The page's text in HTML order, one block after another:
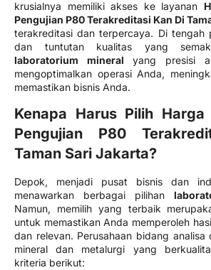
krusialnya memiliki akses ke layanan
Pengujian P80 Terakreditasi Kan Di
terakreditasi dan terpercaya. Di tengah
dan tuntutan kualitas yang
laboratorium mineral yang presisi
mengoptimalkan operasi Anda,
memastikan bisnis Anda.
Kenapa Harus Pilih Harga
Pengujian P80
Taman Sari Jakarta?
Depok, menjadi pusat bisnis dan
menawarkan berbagai pilihan
Namun, memilih yang terbaik
untuk memastikan Anda memperoleh
dan relevan. Perusahaan bidang analisa
mineral dan metalurgi yang
kriteria berikut: